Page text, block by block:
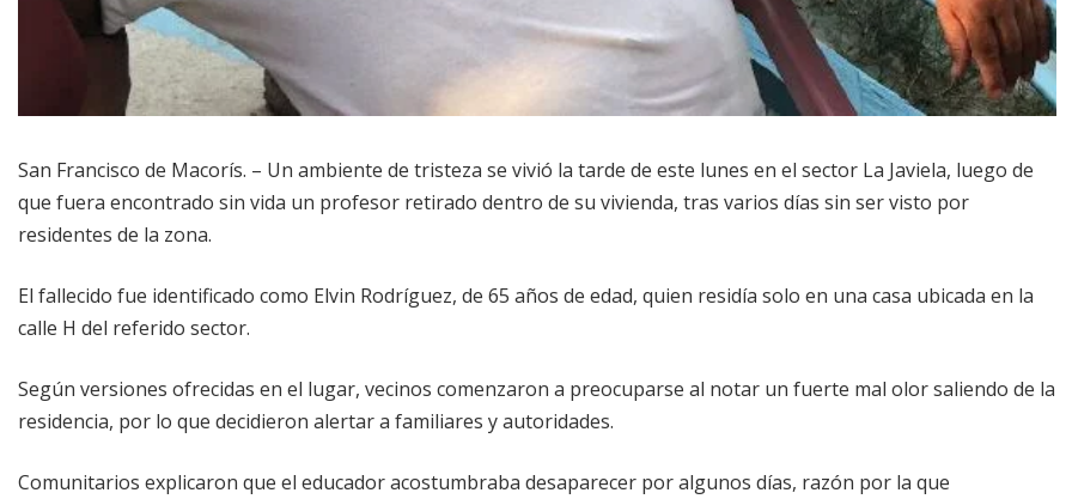
San Francisco de Macorís. – Un ambiente de tristeza se vivió la tarde de este lunes en el sector La Javiela, luego de
que fuera encontrado sin vida un profesor retirado dentro de su vivienda, tras varios días sin ser visto por
residentes de la zona.
El fallecido fue identificado como Elvin Rodríguez, de 65 años de edad, quien residía solo en una casa ubicada en la
calle H del referido sector.
Según versiones ofrecidas en el lugar, vecinos comenzaron a preocuparse al notar un fuerte mal olor saliendo de la
residencia, por lo que decidieron alertar a familiares y autoridades.
Comunitarios explicaron que el educador acostumbraba desaparecer por algunos días, razón por la que